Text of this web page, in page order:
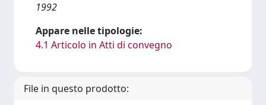
1992
Appare nelle tipologie:
4.1 Articolo in Atti di convegno
File in questo prodotto: